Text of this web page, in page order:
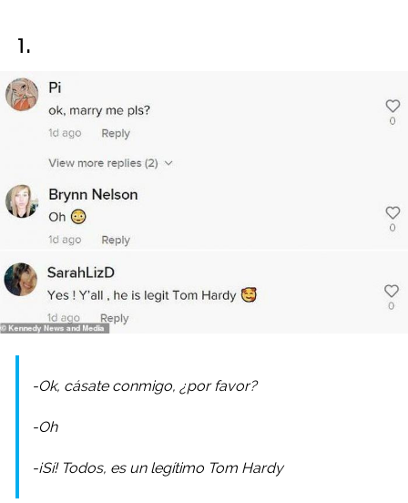
1.
-Ok, cásate conmigo, ¿por favor?
-Oh
-¡Sí! Todos, es un legítimo Tom Hardy